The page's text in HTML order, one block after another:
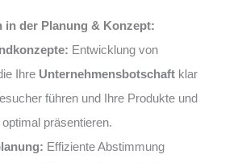
in der Planung & Konzept:
Entwicklung von
Ihre Unternehmensbotschaft klar
führen und Ihre Produkte und
präsentieren.
Effiziente Abstimmung